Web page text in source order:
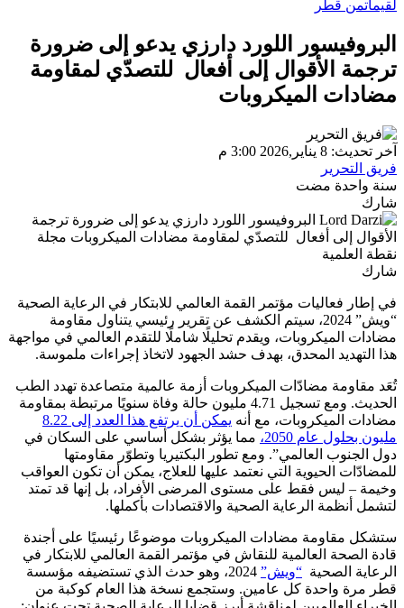
لقيماتمن قطر
البروفيسور اللورد دارزي يدعو إلى ضرورة
ترجمة الأقوال إلى أفعال للتصدّي لمقاومة
مضادات الميكروبات
آخر تحديث: 8 يناير,2026 3:00 م
فريق التحرير
سنة واحدة مضت
شارك
شارك
في إطار فعاليات مؤتمر القمة العالمي للابتكار في الرعاية الصحية
“ويش” 2024، سيتم الكشف عن تقرير رئيسي يتناول مقاومة
مضادات الميكروبات، ويقدم تحليلًا شاملًا للتقدم العالمي في مواجهة
هذا التهديد المحدق، بهدف حشد الجهود لاتخاذ إجراءات ملموسة.
تُعَد مقاومة مضادّات الميكروبات أزمة عالمية متصاعدة تهدد الطب
الحديث. ومع تسجيل 4.71 مليون حالة وفاة سنويًا مرتبطة بمقاومة
مضادات الميكروبات، مع أنه
يمكن أن يرتفع هذا العدد إلى 8.22
مليون بحلول عام 2050،
مما يؤثر بشكل أساسي على السكان في
دول الجنوب العالمي”. ومع تطور البكتيريا وتطوّر مقاومتها
للمضادّات الحيوية التي نعتمد عليها للعلاج، يمكن أن تكون العواقب
وخيمة – ليس فقط على مستوى المرضى الأفراد، بل إنها قد تمتد
لتشمل أنظمة الرعاية الصحية والاقتصادات بأكملها.
ستشكل مقاومة مضادات الميكروبات موضوعًا رئيسيًا على أجندة
قادة الصحة العالمية للنقاش في مؤتمر القمة العالمي للابتكار في
الرعاية الصحية “ويش”
2024، وهو حدث الذي تستضيفه مؤسسة
قطر مرة واحدة كل عامين. وستجمع نسخة هذا العام كوكبة من